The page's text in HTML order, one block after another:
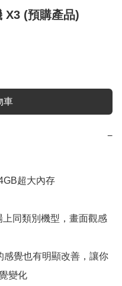
X3 (預購產品)
車
−
超大內存
同類別機型，畫面觀感
感覺也有明顯改善，讓你
變化